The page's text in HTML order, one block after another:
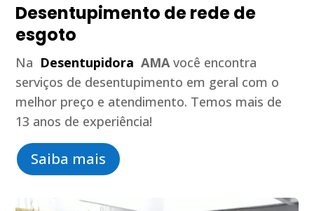
Desentupimento de rede de
esgoto
Na Desentupidora AMAvocê encontra
serviços de desentupimento em geral com o
melhor preço e atendimento. Temos mais de
13 anos de experiência!
Saiba mais